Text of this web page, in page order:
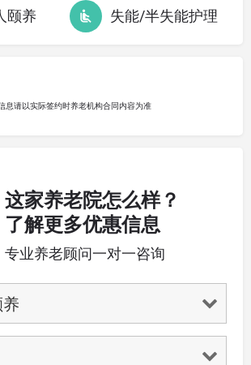
颐养 失能/半失能护理
息请以实际签约时养老机构合同内容为准
这家养老院怎么样？
了解更多优惠信息
专业养老顾问一对一咨询